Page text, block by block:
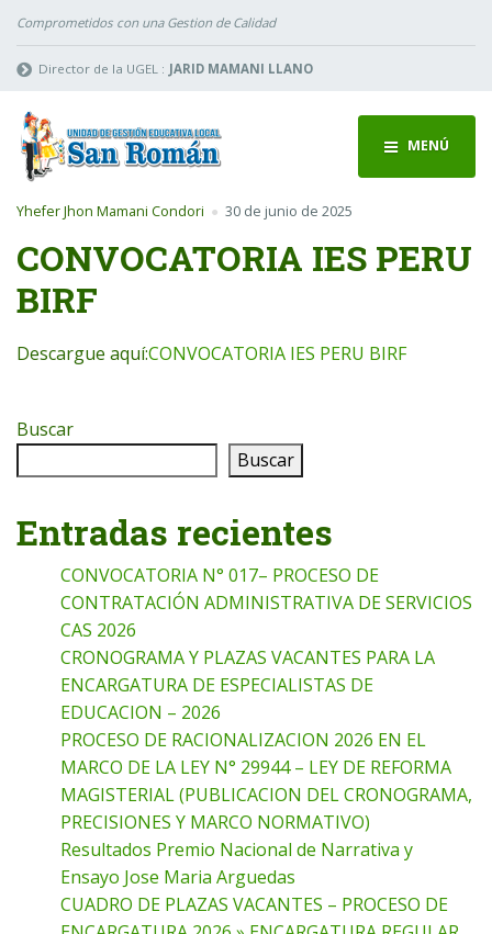
Comprometidos con una Gestion de Calidad
Director de la UGEL : JARID MAMANI LLANO
MENÚ
Yhefer Jhon Mamani Condori 30 de junio de 2025
CONVOCATORIA IES PERU
BIRF
Descargue aquí:CONVOCATORIA IES PERU BIRF
Buscar
Buscar
Entradas recientes
CONVOCATORIA N° 017– PROCESO DE
CONTRATACIÓN ADMINISTRATIVA DE SERVICIOS
CAS 2026
CRONOGRAMA Y PLAZAS VACANTES PARA LA
ENCARGATURA DE ESPECIALISTAS DE
EDUCACION – 2026
PROCESO DE RACIONALIZACION 2026 EN EL
MARCO DE LA LEY N° 29944 – LEY DE REFORMA
MAGISTERIAL (PUBLICACION DEL CRONOGRAMA,
PRECISIONES Y MARCO NORMATIVO)
Resultados Premio Nacional de Narrativa y
Ensayo Jose Maria Arguedas
CUADRO DE PLAZAS VACANTES – PROCESO DE